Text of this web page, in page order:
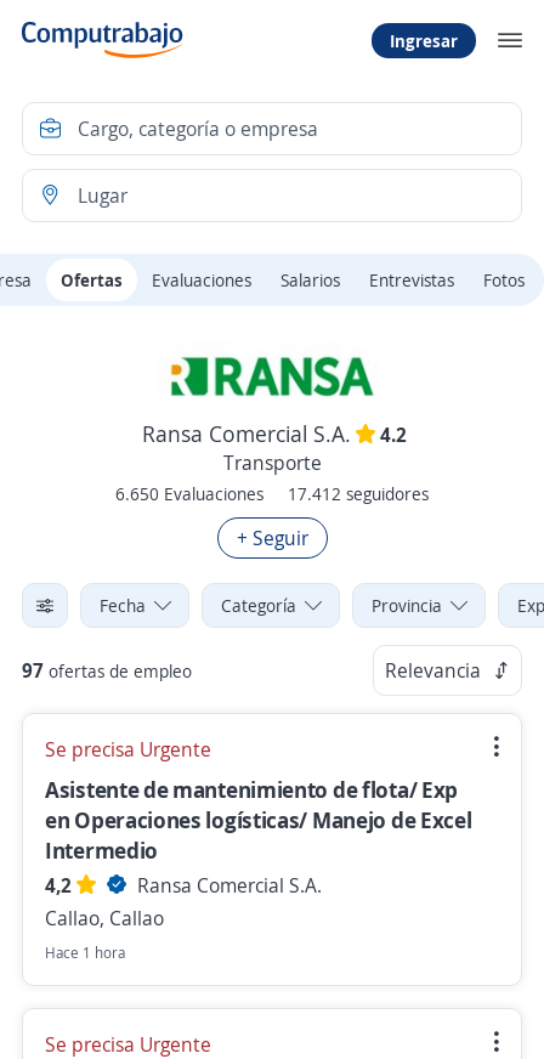
Ingresar
Ofertas Evaluaciones Salarios Entrevistas Fotos
Ransa Comercial S.A.
4.2
Transporte
6.650 Evaluaciones 17.412 seguidores
+ Seguir
Fecha Categoría Provincia
97 ofertas de empleo Relevancia
Se precisa Urgente
Asistente de mantenimiento de flota/ Exp
en Operaciones logísticas/ Manejo de Excel
Intermedio
4,2
Ransa Comercial S.A.
Callao, Callao
Hace 1 hora
Se precisa Urgente